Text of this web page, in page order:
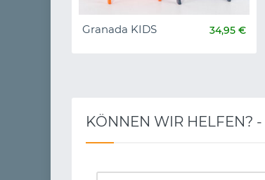
Granada KIDS 34,95 €
KÖNNEN WIR HELFEN? -